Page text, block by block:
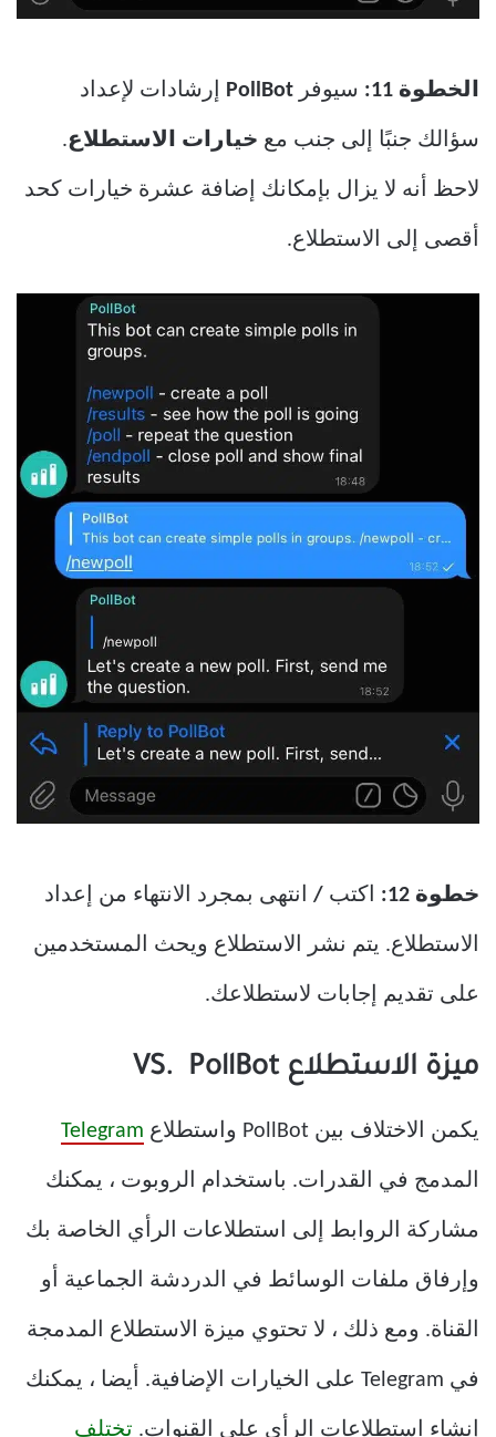
الخطوة 11: سيوفر PollBot إرشادات لإعداد
سؤالك جنبًا إلى جنب مع خيارات الاستطلاع.
لاحظ أنه لا يزال بإمكانك إضافة عشرة خيارات كحد
أقصى إلى الاستطلاع.
خطوة 12: اكتب / انتهى بمجرد الانتهاء من إعداد
الاستطلاع. يتم نشر الاستطلاع ويحث المستخدمين
على تقديم إجابات لاستطلاعك.
ميزة الاستطلاع VS. PollBot
يكمن الاختلاف بين PollBot واستطلاع Telegram
المدمج في القدرات. باستخدام الروبوت ، يمكنك
مشاركة الروابط إلى استطلاعات الرأي الخاصة بك
وإرفاق ملفات الوسائط في الدردشة الجماعية أو
القناة. ومع ذلك ، لا تحتوي ميزة الاستطلاع المدمجة
في Telegram على الخيارات الإضافية. أيضا ، يمكنك
إنشاء استطلاعات الرأي على القنوات. تختلف